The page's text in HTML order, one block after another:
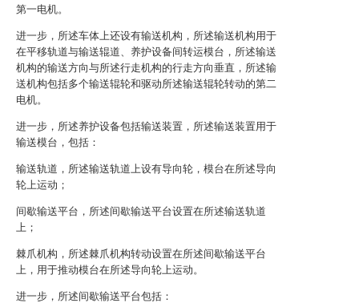
第一电机。
进一步，所述车体上还设有输送机构，所述输送机构用于
在平移轨道与输送辊道、养护设备间转运模台，所述输送
机构的输送方向与所述行走机构的行走方向垂直，所述输
送机构包括多个输送辊轮和驱动所述输送辊轮转动的第二
电机。
进一步，所述养护设备包括输送装置，所述输送装置用于
输送模台，包括：
输送轨道，所述输送轨道上设有导向轮，模台在所述导向
轮上运动；
间歇输送平台，所述间歇输送平台设置在所述输送轨道
上；
棘爪机构，所述棘爪机构转动设置在所述间歇输送平台
上，用于推动模台在所述导向轮上运动。
进一步，所述间歇输送平台包括：